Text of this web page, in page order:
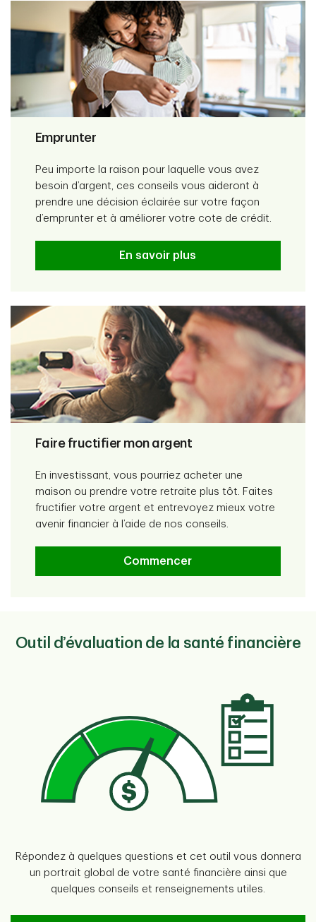
Emprunter
Peu importe la raison pour laquelle vous avez
besoin d’argent, ces conseils vous aideront à
prendre une décision éclairée sur votre façon
d’emprunter et à améliorer votre cote de crédit.
En savoir plus
Faire fructifier mon argent
En investissant, vous pourriez acheter une
maison ou prendre votre retraite plus tôt. Faites
fructifier votre argent et entrevoyez mieux votre
avenir financier à l’aide de nos conseils.
Commencer
Outil d’évaluation de la santé financière
Répondez à quelques questions et cet outil vous donnera
un portrait global de votre santé financière ainsi que
quelques conseils et renseignements utiles.